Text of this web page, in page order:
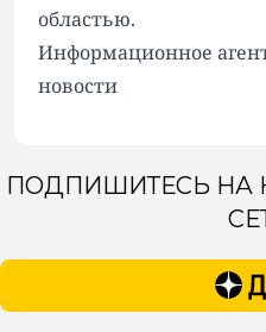
областью.
Информационное
новости
ПОДПИШИТЕСЬ НА